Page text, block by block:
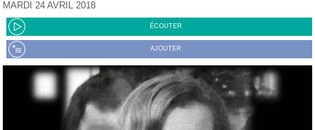
MARDI 24 AVRIL 2018
ÉCOUTER
AJOUTER